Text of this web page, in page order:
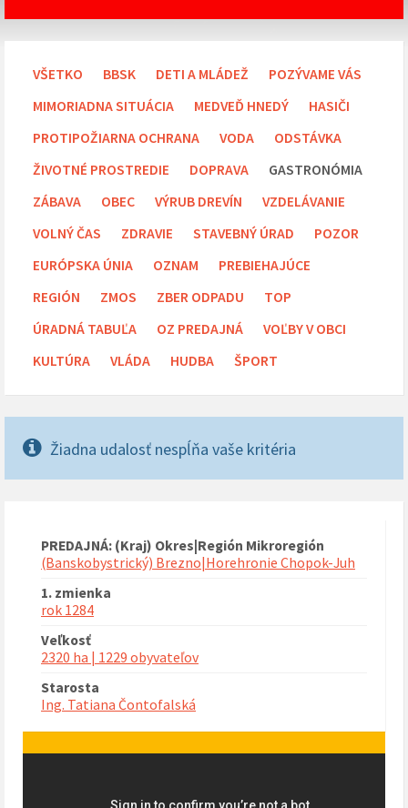
VŠETKO BBSK DETI A MLÁDEŽ
POZÝVAME VÁS
MIMORIADNA SITUÁCIA
MEDVEĎ HNEDÝ
HASIČI
PROTIPOŽIARNA OCHRANA
VODA
ODSTÁVKA
ŽIVOTNÉ PROSTREDIE
DOPRAVA
GASTRONÓMIA
ZÁBAVA
OBEC VÝRUB DREVÍN
VZDELÁVANIE
VOLNÝ ČAS
ZDRAVIE STAVEBNÝ ÚRAD
POZOR
EURÓPSKA ÚNIA
OZNAM
PREBIEHAJÚCE
REGIÓN
ZMOS ZBER ODPADU
TOP
ÚRADNÁ TABUĽA
OZ PREDAJNÁ
VOĽBY V OBCI
KULTÚRA
VLÁDA HUDBA ŠPORT
Žiadna udalosť nespĺňa vaše kritéria
PREDAJNÁ: (Kraj) Okres|Región Mikroregión
(Banskobystrický) Brezno|Horehronie Chopok-Juh
1. zmienka
rok 1284
Veľkosť
2320 ha | 1229 obyvateľov
Starosta
Ing. Tatiana Čontofalská